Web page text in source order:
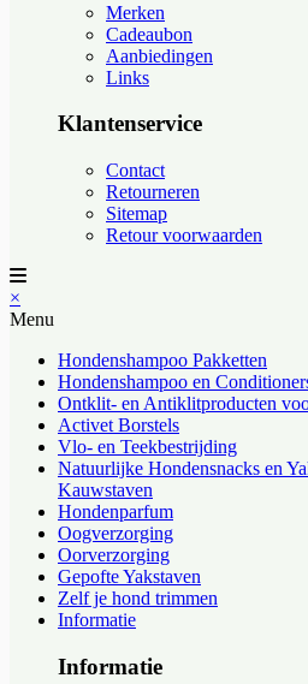
Merken
Cadeaubon
Aanbiedingen
Links
Klantenservice
Contact
Retourneren
Sitemap
Retour voorwaarden
×
Menu
Hondenshampoo Pakketten
Hondenshampoo en
Ontklit- en Antiklitproducten
Activet Borstels
Vlo- en Teekbestrijding
Natuurlijke Hondensnacks en
Kauwstaven
Hondenparfum
Oogverzorging
Oorverzorging
Gepofte Yakstaven
Zelf je hond trimmen
Informatie
Informatie